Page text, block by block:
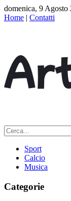
domenica, 9 Agosto
Home | Contatti
Sport
Calcio
Musica
Categorie